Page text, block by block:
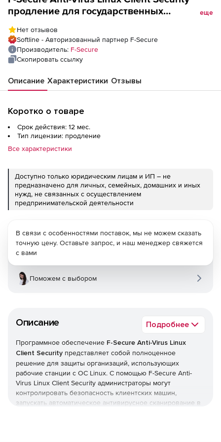
продление для государственных
лицензий
еще
Нет отзывов
Softline - Авторизованный партнер F-Secure
Производитель: F-Secure
Скопировать ссылку
Описание Характеристики Отзывы
Коротко о товаре
Срок действия: 12 мес.
Тип лицензии: продление
Все характеристики
Доступно только юридическим лицам и ИП – не
предназначено для личных, семейных, домашних и иных
нужд, не связанных с осуществлением
предпринимательской деятельности
Описание Подробнее
Программное обеспечение F-Secure Anti-Virus Linux
Client Security представляет собой полноценное
решение для защиты организаций, использующих
рабочие станции с ОС Linux. С помощью F-Secure Anti-
Virus Linux Client Security администраторы могут
контролировать безопасность клиентских машин,
запускать автоматическое антивирусное сканирование в
В связи с особенностями поставок, мы не можем сказать
точную цену. Оставьте запрос, и наш менеджер свяжется
с вами
Поможем с выбором